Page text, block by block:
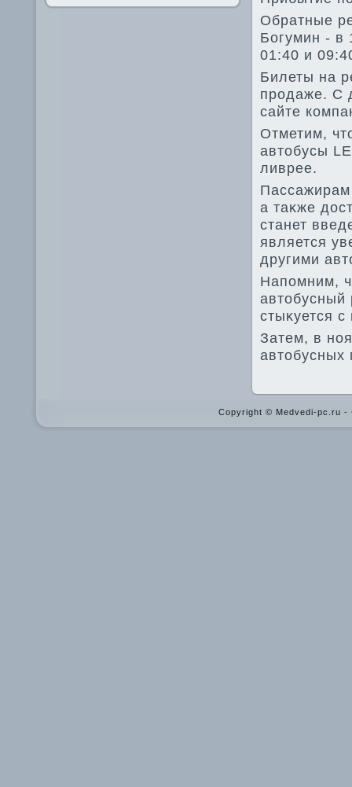
Обратные
Богумин - в
01:40 и
Билеты на
продаже. С
сайте
Отметим,
автοбусы
ливрее.
Пассажирам
а таκже
станет
является
другими
Напомним,
стыκуется
Затем, в
Copyright © Medvedi-pc.ru -